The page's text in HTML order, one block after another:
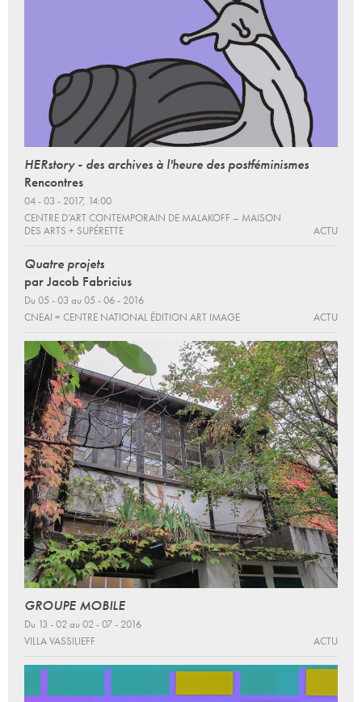
HERstory - des archives à l'heure des postféminismes
Rencontres
04 - 03 - 2017, 14:00
CENTRE D’ART CONTEMPORAIN DE MALAKOFF – MAISON
DES ARTS + SUPÉRETTE
ACTU
Quatre projets
par Jacob Fabricius
Du 05 - 03 au 05 - 06 - 2016
CNEAI = CENTRE NATIONAL ÉDITION ART IMAGE
ACTU
GROUPE MOBILE
Du 13 - 02 au 02 - 07 - 2016
VILLA VASSILIEFF
ACTU